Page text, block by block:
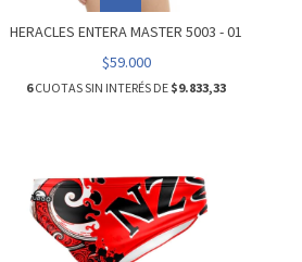
HERACLES ENTERA MASTER 5003 - 01
$59.000
6CUOTAS SIN INTERÉS DE $9.833,33